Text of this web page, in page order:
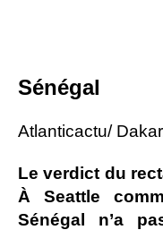
Sénégal
Atlanticactu/
Le verdict du
À Seattle
Sénégal n’a